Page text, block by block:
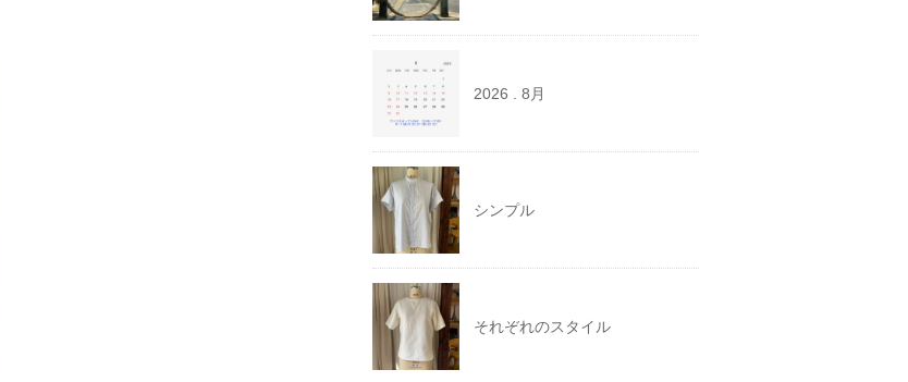
2026 . 8月
シンプル
それぞれのスタイル